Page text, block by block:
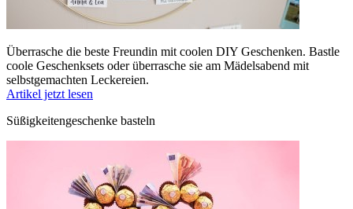
Überrasche die beste Freundin mit coolen DIY Geschenken. Bastle
coole Geschenksets oder überrasche sie am Mädelsabend mit
selbstgemachten Leckereien.
Artikel jetzt lesen
Süßigkeitengeschenke basteln